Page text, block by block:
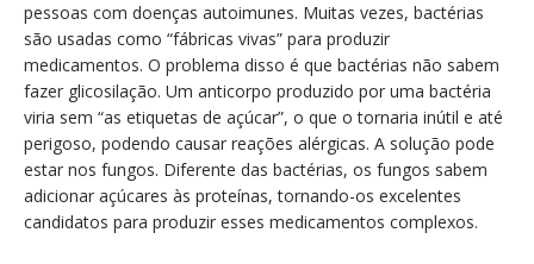
pessoas com doenças autoimunes. Muitas vezes, bactérias
são usadas como “fábricas vivas” para produzir
medicamentos. O problema disso é que bactérias não sabem
fazer glicosilação. Um anticorpo produzido por uma bactéria
viria sem “as etiquetas de açúcar”, o que o tornaria inútil e até
perigoso, podendo causar reações alérgicas. A solução pode
estar nos fungos. Diferente das bactérias, os fungos sabem
adicionar açúcares às proteínas, tornando-os excelentes
candidatos para produzir esses medicamentos complexos.